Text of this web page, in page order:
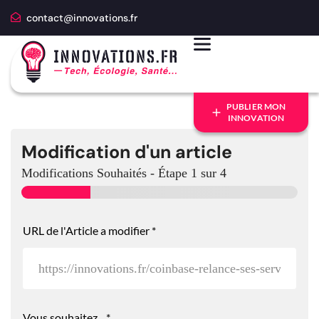
contact@innovations.fr
PUBLIER MON
INNOVATION
Modification d'un article
Modifications Souhaités - Étape 1 sur 4
URL de l'Article a modifier *